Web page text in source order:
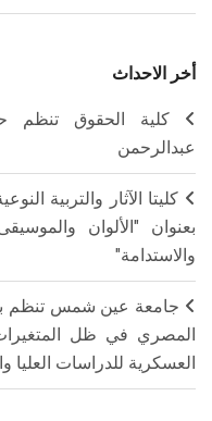
أخر الاحداث
كلية الحقوق تنظم
عبدالرحمن
كليتا الآثار والتربية
بعنوان "الألوان
والاستدامة"
جامعة عين شمس تنظم
المصري في ظل المتغيرات
العسكرية للدراسات العليا